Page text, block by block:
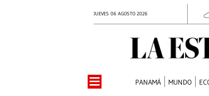
JUEVES 06 AGOSTO 2026
PANAMÁ MUNDO